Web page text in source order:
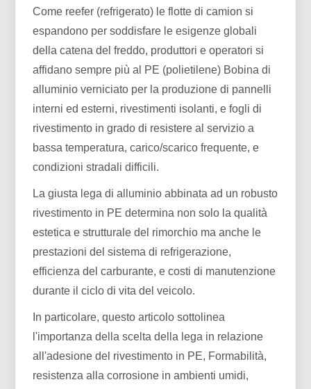
Come reefer (refrigerato) le flotte di camion si
espandono per soddisfare le esigenze globali
della catena del freddo, produttori e operatori si
affidano sempre più al PE (polietilene) Bobina di
alluminio verniciato per la produzione di pannelli
interni ed esterni, rivestimenti isolanti, e fogli di
rivestimento in grado di resistere al servizio a
bassa temperatura, carico/scarico frequente, e
condizioni stradali difficili.
La giusta lega di alluminio abbinata ad un robusto
rivestimento in PE determina non solo la qualità
estetica e strutturale del rimorchio ma anche le
prestazioni del sistema di refrigerazione,
efficienza del carburante, e costi di manutenzione
durante il ciclo di vita del veicolo.
In particolare, questo articolo sottolinea
l'importanza della scelta della lega in relazione
all'adesione del rivestimento in PE, Formabilità,
resistenza alla corrosione in ambienti umidi,